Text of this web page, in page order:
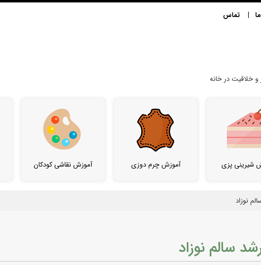
تماس
خلاقیت در خانه
شیرینی پزی آموزش چرم دوزی آموزش نقاشی کودکان
نوزاد
سالم نوزاد